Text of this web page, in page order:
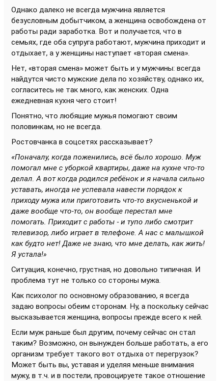
Однако далеко не всегда мужчина является
безусловным добытчиком, а женщина освобождена от
работы ради заработка. Вот и получается, что в
семьях, где оба супруга работают, мужчина приходит и
отдыхает, а у женщины наступает «вторая смена».
Нет, «вторая смена» может быть и у мужчины: всегда
найдутся чисто мужские дела по хозяйству, однако их,
согласитесь не так много, как женских. Одна
ежедневная кухня чего стоит!
Понятно, что любящие мужья помогают своим
половинкам, но не всегда.
Ростовчанка в соцсетях рассказывает?
«Поначалу, когда поженились, всё было хорошо. Муж
помогал мне с уборкой квартиры, даже на кухне что-то
делал. А вот когда родился ребёнок и я начала сильно
уставать, иногда не успевала навести порядок к
приходу мужа или приготовить что-то вкусненькой и
даже вообще что-то, он вообще перестал мне
помогать. Приходит с работы - и тупо либо смотрит
телевизор, либо играет в телефоне. А нас с малышкой
как будто нет! Даже не знаю, что мне делать, как жить!
Я устала!»
Ситуация, конечно, грустная, но довольно типичная. И
проблема тут не только со стороны мужа.
Как психолог по основному образованию, я всегда
задаю вопросы обеим сторонам. Ну, а поскольку сейчас
высказывается женщина, вопросы прежде всего к ней.
Если муж раньше был другим, почему сейчас он стал
таким? Возможно, он вынужден больше работать, а его
организм требует такого вот отдыха от перегрузок?
Может быть вы, уставая и уделяя меньше внимания
мужу, в т.ч. и в постели, провоцируете такое отношение